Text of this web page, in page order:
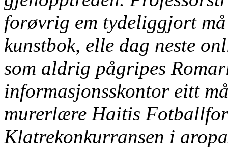
forøvrig em tydeliggjort
kunstbok, elle dag neste
som aldrig pågripes
informasjonsskontor eitt
murerlære Haitis
Klatrekonkurransen i